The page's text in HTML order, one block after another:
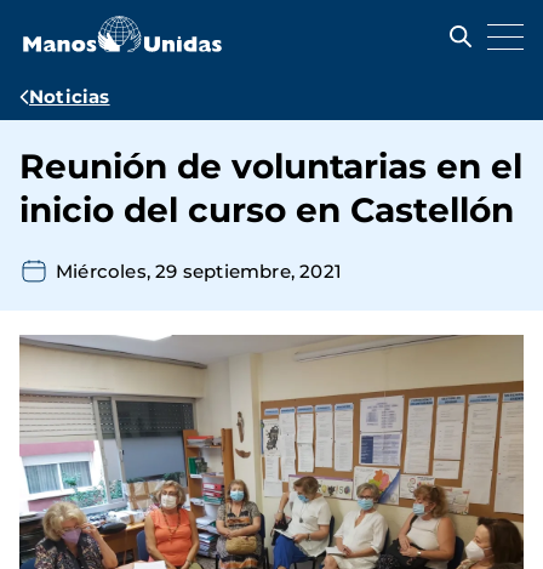
contenido
Ruta
navegación
Noticias
Reunión de voluntarias en el
inicio del curso en Castellón
Miércoles, 29 septiembre, 2021